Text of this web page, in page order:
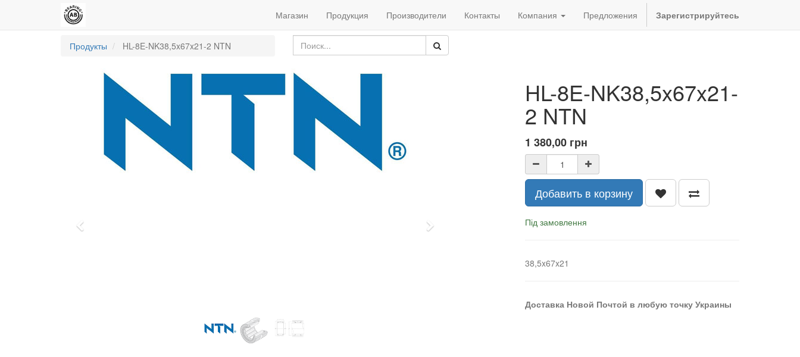
Магазин Продукция Производители Контакты Компания Предложения Зарегистрируйтесь
Продукты HL-8E-NK38,5x67x21-2 NTN
Next
HL-8E-NK38,5x67x21-
2 NTN
1 380,00 грн
Добавить в корзину
Під замовлення
38,5x67x21
Доставка Новой Почтой в любую точку Украины